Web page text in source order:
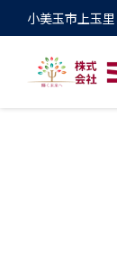
小美玉市上玉